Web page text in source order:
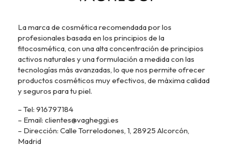
La marca de cosmética recomendada por los
profesionales basada en los principios de la
fitocosmética, con una alta concentración de principios
activos naturales y una formulación a medida con las
tecnologías más avanzadas, lo que nos permite ofrecer
productos cosméticos muy efectivos, de máxima calidad
y seguros para tu piel.
– Tel: 916797184
– Email: clientes@vagheggi.es
– Dirección: Calle Torrelodones, 1, 28925 Alcorcón,
Madrid